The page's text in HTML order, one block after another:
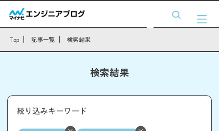
Top 記事一覧 検索結果
検索結果
絞り込みキーワード